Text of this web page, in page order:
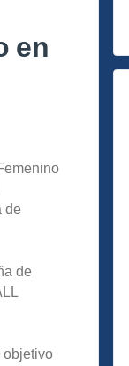
en
de
de
objetivo